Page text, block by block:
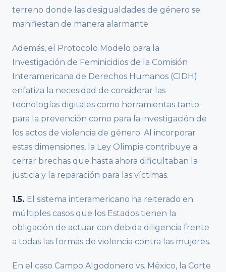
terreno donde las desigualdades de género se
manifiestan de manera alarmante.
Además, el Protocolo Modelo para la
Investigación de Feminicidios de la Comisión
Interamericana de Derechos Humanos (CIDH)
enfatiza la necesidad de considerar las
tecnologías digitales como herramientas tanto
para la prevención como para la investigación de
los actos de violencia de género. Al incorporar
estas dimensiones, la Ley Olimpia contribuye a
cerrar brechas que hasta ahora dificultaban la
justicia y la reparación para las víctimas.
1.5. El sistema interamericano ha reiterado en
múltiples casos que los Estados tienen la
obligación de actuar con debida diligencia frente
a todas las formas de violencia contra las mujeres.
En el caso Campo Algodonero vs. México, la Corte